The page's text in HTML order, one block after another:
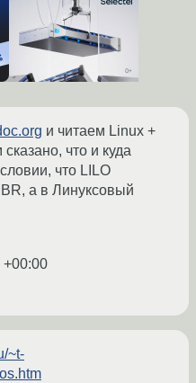
и читаем Linux +
что и куда
что LILO
а в Линуксовый
+00:00
~t-